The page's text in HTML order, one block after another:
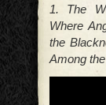
1. The
Where
the
Among